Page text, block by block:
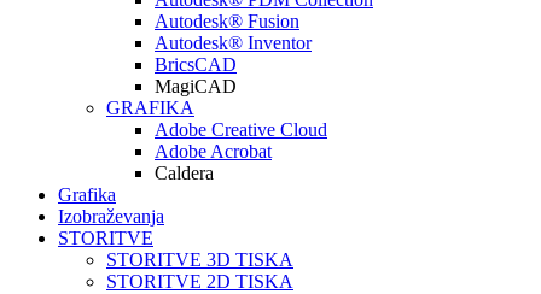
Autodesk® Fusion
Autodesk® Inventor
BricsCAD
MagiCAD
GRAFIKA
Adobe Creative Cloud
Adobe Acrobat
Caldera
Grafika
Izobraževanja
STORITVE
STORITVE 3D TISKA
STORITVE 2D TISKA